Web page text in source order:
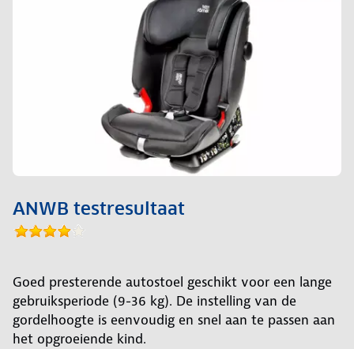
ANWB testresultaat
Goed presterende autostoel geschikt voor een lange
gebruiksperiode (9-36 kg). De instelling van de
gordelhoogte is eenvoudig en snel aan te passen aan
het opgroeiende kind.